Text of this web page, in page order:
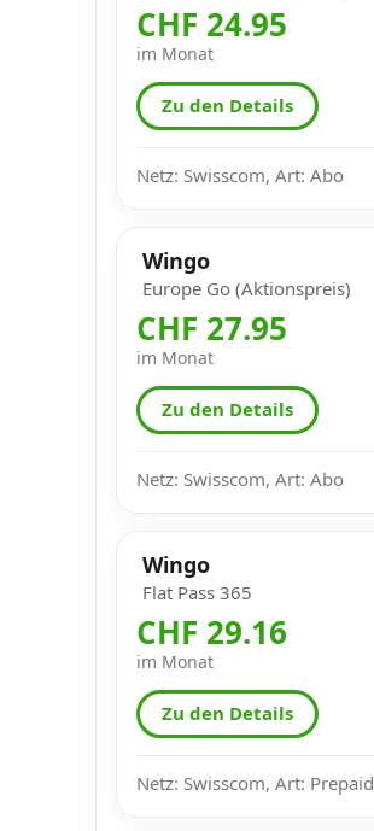
CHF 24.95
im Monat
Zu den Details
Netz: Swisscom, Art: Abo
Wingo
Europe Go (Aktionspreis)
CHF 27.95
im Monat
Zu den Details
Netz: Swisscom, Art: Abo
Wingo
Flat Pass 365
CHF 29.16
im Monat
Zu den Details
Netz: Swisscom, Art: Prepaid